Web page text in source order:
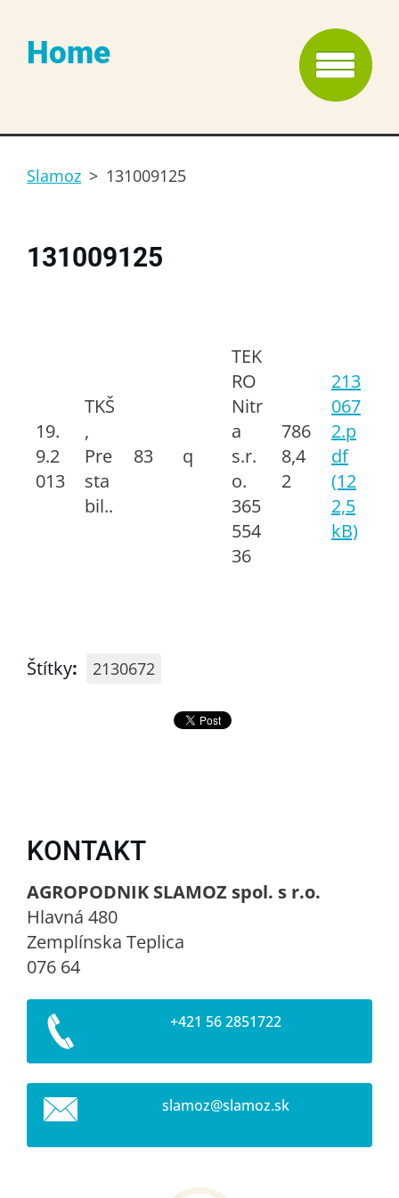
Home
Slamoz > 131009125
131009125
19.
9.2
013
TKŠ
,
Pre
sta
bil..
83 q
TEK
RO
Nitr
a
s.r.
o.
365
554
36
786
8,4
2
213
067
2.p
df
(12
2,5
kB)
Štítky: 2130672
KONTAKT
AGROPODNIK SLAMOZ spol. s r.o.
Hlavná 480
Zemplínska Teplica
076 64
+421 56 2851722
slamoz@slamoz.sk